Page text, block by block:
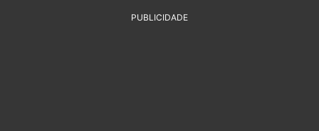
PUBLICIDADE